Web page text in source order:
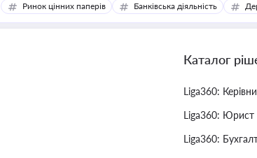
Ринок цінних паперів Банківська діяльність
Каталог
Liga360:
Liga360: Юрист
Liga360: